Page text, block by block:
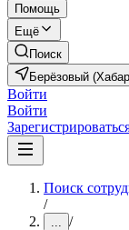
Помощь
Ещё
Поиск
Берёзовый
Войти
Войти
Поиск
/
... /